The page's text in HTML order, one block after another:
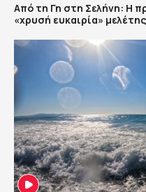
Από τη Γη στη Σελήνη: Η
«χρυσή ευκαιρία»